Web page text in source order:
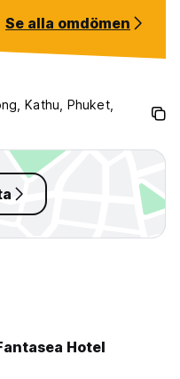
Se alla omdömen
Kathu, Phuket,
Hotel